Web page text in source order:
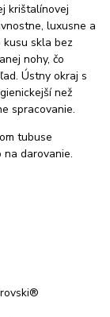
krištalínovej
luxusne a
kusu skla bez
nohy, čo
Ústny okraj s
než
spracovanie.
tubuse
na darovanie.